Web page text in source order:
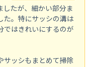
したが、細かい部分ま
た。特にサッシの溝は
ではきれいにするのが
サッシもまとめて掃除